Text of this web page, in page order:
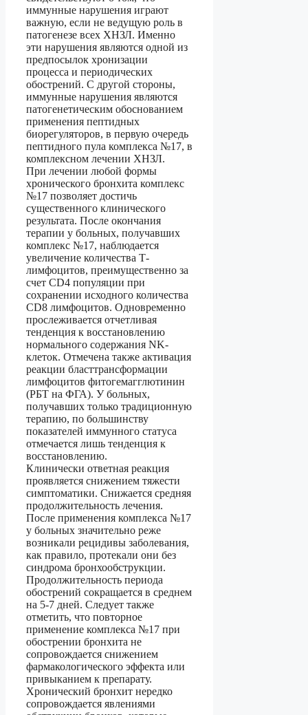
иммунные нарушения играют
важную, если не ведущую роль в
патогенезе всех ХНЗЛ. Именно
эти нарушения являются одной из
предпосылок хронизации
процесса и периодических
обострений. С другой стороны,
иммунные нарушения являются
патогенетическим обоснованием
применения пептидных
биорегуляторов, в первую очередь
пептидного пула комплекса №17, в
комплексном лечении ХНЗЛ.
При лечении любой формы
хронического бронхита комплекс
№17 позволяет достичь
существенного клинического
результата. После окончания
терапии у больных, получавших
комплекс №17, наблюдается
увеличение количества Т-
лимфоцитов, преимущественно за
счет CD4 популяции при
сохранении исходного количества
CD8 лимфоцитов. Одновременно
прослеживается отчетливая
тенденция к восстановлению
нормального содержания NK-
клеток. Отмечена также активация
реакции бласттрансформации
лимфоцитов фитогемагглютинин
(РБТ на ФГА). У больных,
получавших только традиционную
терапию, по большинству
показателей иммунного статуса
отмечается лишь тенденция к
восстановлению.
Клинически ответная реакция
проявляется снижением тяжести
симптоматики. Снижается средняя
продолжительность лечения.
После применения комплекса №17
у больных значительно реже
возникали рецидивы заболевания,
как правило, протекали они без
синдрома бронхообструкции.
Продолжительность периода
обострений сокращается в среднем
на 5-7 дней. Следует также
отметить, что повторное
применение комплекса №17 при
обострении бронхита не
сопровождается снижением
фармакологического эффекта или
привыканием к препарату.
Хронический бронхит нередко
сопровождается явлениями